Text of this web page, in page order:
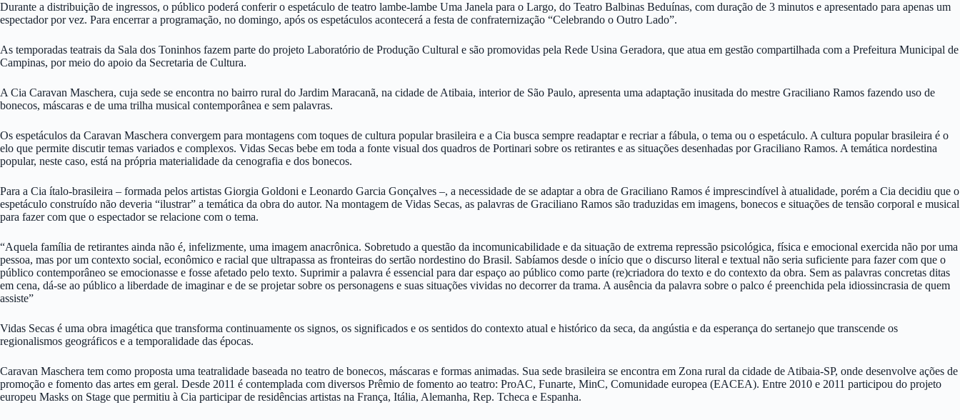
Durante a distribuição de ingressos, o público poderá conferir o espetáculo de teatro lambe-lambe Uma Janela para o Largo, do Teatro Balbinas Beduínas, com duração de 3 minutos e apresentado para apenas um
espectador por vez. Para encerrar a programação, no domingo, após os espetáculos acontecerá a festa de confraternização “Celebrando o Outro Lado”.
As temporadas teatrais da Sala dos Toninhos fazem parte do projeto Laboratório de Produção Cultural e são promovidas pela Rede Usina Geradora, que atua em gestão compartilhada com a Prefeitura Municipal de
Campinas, por meio do apoio da Secretaria de Cultura.
A Cia Caravan Maschera, cuja sede se encontra no bairro rural do Jardim Maracanã, na cidade de Atibaia, interior de São Paulo, apresenta uma adaptação inusitada do mestre Graciliano Ramos fazendo uso de
bonecos, máscaras e de uma trilha musical contemporânea e sem palavras.
Os espetáculos da Caravan Maschera convergem para montagens com toques de cultura popular brasileira e a Cia busca sempre readaptar e recriar a fábula, o tema ou o espetáculo. A cultura popular brasileira é o
elo que permite discutir temas variados e complexos. Vidas Secas bebe em toda a fonte visual dos quadros de Portinari sobre os retirantes e as situações desenhadas por Graciliano Ramos. A temática nordestina
popular, neste caso, está na própria materialidade da cenografia e dos bonecos.
Para a Cia ítalo-brasileira – formada pelos artistas Giorgia Goldoni e Leonardo Garcia Gonçalves –, a necessidade de se adaptar a obra de Graciliano Ramos é imprescindível à atualidade, porém a Cia decidiu que o
espetáculo construído não deveria “ilustrar” a temática da obra do autor. Na montagem de Vidas Secas, as palavras de Graciliano Ramos são traduzidas em imagens, bonecos e situações de tensão corporal e musical
para fazer com que o espectador se relacione com o tema.
“Aquela família de retirantes ainda não é, infelizmente, uma imagem anacrônica. Sobretudo a questão da incomunicabilidade e da situação de extrema repressão psicológica, física e emocional exercida não por uma
pessoa, mas por um contexto social, econômico e racial que ultrapassa as fronteiras do sertão nordestino do Brasil. Sabíamos desde o início que o discurso literal e textual não seria suficiente para fazer com que o
público contemporâneo se emocionasse e fosse afetado pelo texto. Suprimir a palavra é essencial para dar espaço ao público como parte (re)criadora do texto e do contexto da obra. Sem as palavras concretas ditas
em cena, dá-se ao público a liberdade de imaginar e de se projetar sobre os personagens e suas situações vividas no decorrer da trama. A ausência da palavra sobre o palco é preenchida pela idiossincrasia de quem
assiste”
Vidas Secas é uma obra imagética que transforma continuamente os signos, os significados e os sentidos do contexto atual e histórico da seca, da angústia e da esperança do sertanejo que transcende os
regionalismos geográficos e a temporalidade das épocas.
Caravan Maschera tem como proposta uma teatralidade baseada no teatro de bonecos, máscaras e formas animadas. Sua sede brasileira se encontra em Zona rural da cidade de Atibaia-SP, onde desenvolve ações de
promoção e fomento das artes em geral. Desde 2011 é contemplada com diversos Prêmio de fomento ao teatro: ProAC, Funarte, MinC, Comunidade europea (EACEA). Entre 2010 e 2011 participou do projeto
europeu Masks on Stage que permitiu à Cia participar de residências artistas na França, Itália, Alemanha, Rep. Tcheca e Espanha.